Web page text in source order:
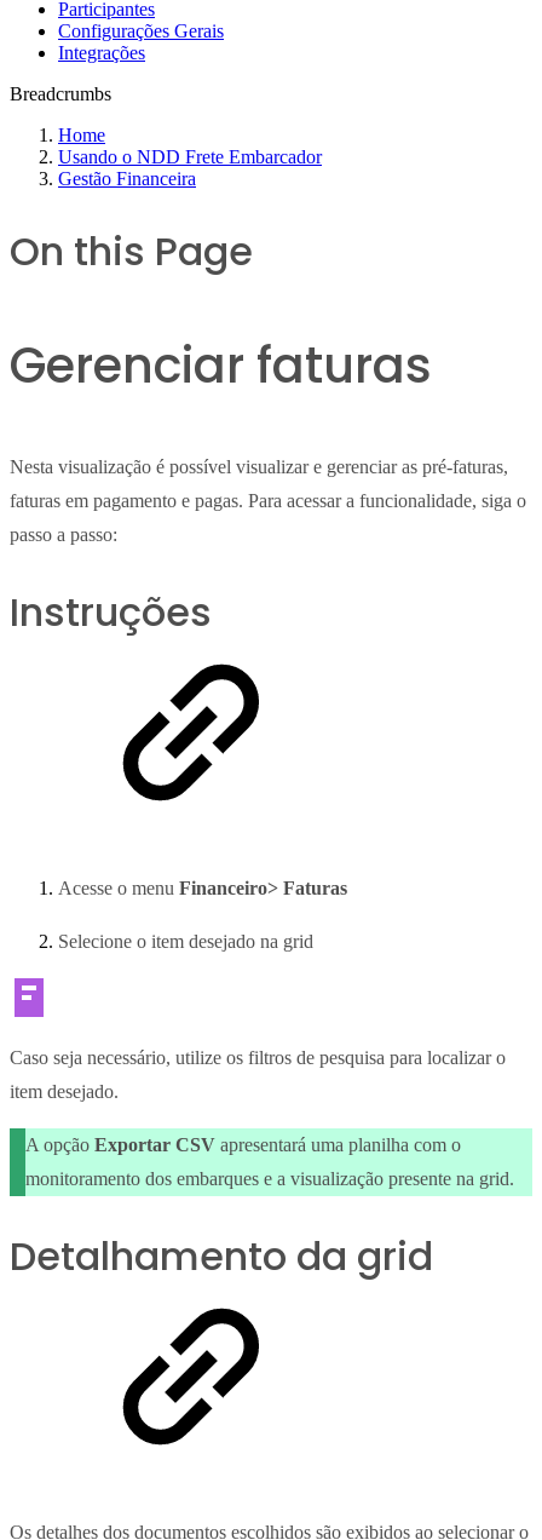
Participantes
Configurações Gerais
Integrações
Breadcrumbs
Home
Usando o NDD Frete Embarcador
Gestão Financeira
On this Page
Gerenciar faturas
Nesta visualização é possível visualizar e gerenciar as pré-faturas,
faturas em pagamento e pagas. Para acessar a funcionalidade, siga o
passo a passo:
Instruções
Acesse o menu Financeiro> Faturas
Selecione o item desejado na grid
Caso seja necessário, utilize os filtros de pesquisa para localizar o
item desejado.
A opção Exportar CSVapresentará uma planilha com o
monitoramento dos embarques e a visualização presente na grid.
Detalhamento da grid
Os detalhes dos documentos escolhidos são exibidos ao selecionar o